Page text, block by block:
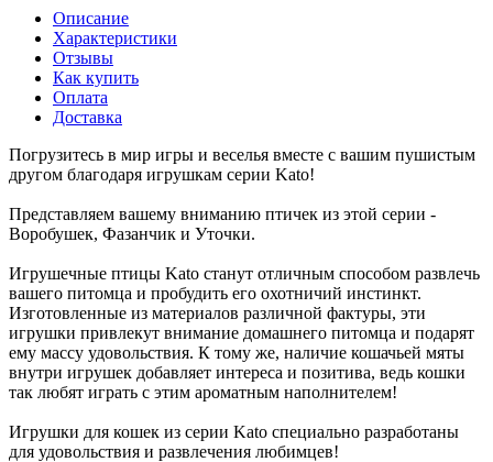
Описание
Характеристики
Отзывы
Как купить
Оплата
Доставка
Погрузитесь в мир игры и веселья вместе с вашим пушистым
другом благодаря игрушкам серии Kato!
Представляем вашему вниманию птичек из этой серии -
Воробушек, Фазанчик и Уточки.
Игрушечные птицы Kato станут отличным способом развлечь
вашего питомца и пробудить его охотничий инстинкт.
Изготовленные из материалов различной фактуры, эти
игрушки привлекут внимание домашнего питомца и подарят
ему массу удовольствия. К тому же, наличие кошачьей мяты
внутри игрушек добавляет интереса и позитива, ведь кошки
так любят играть с этим ароматным наполнителем!
Игрушки для кошек из серии Kato специально разработаны
для удовольствия и развлечения любимцев!